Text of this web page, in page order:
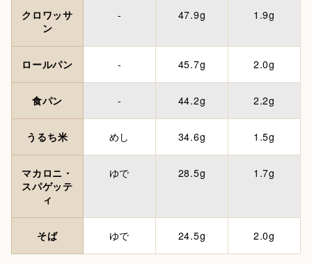
クロワッサ
ン
- 47.9g 1.9g
ロールパン - 45.7g 2.0g
食パン - 44.2g 2.2g
うるち米 めし 34.6g 1.5g
マカロニ・
スパゲッテ
ィ
ゆで 28.5g 1.7g
そば ゆで 24.5g 2.0g